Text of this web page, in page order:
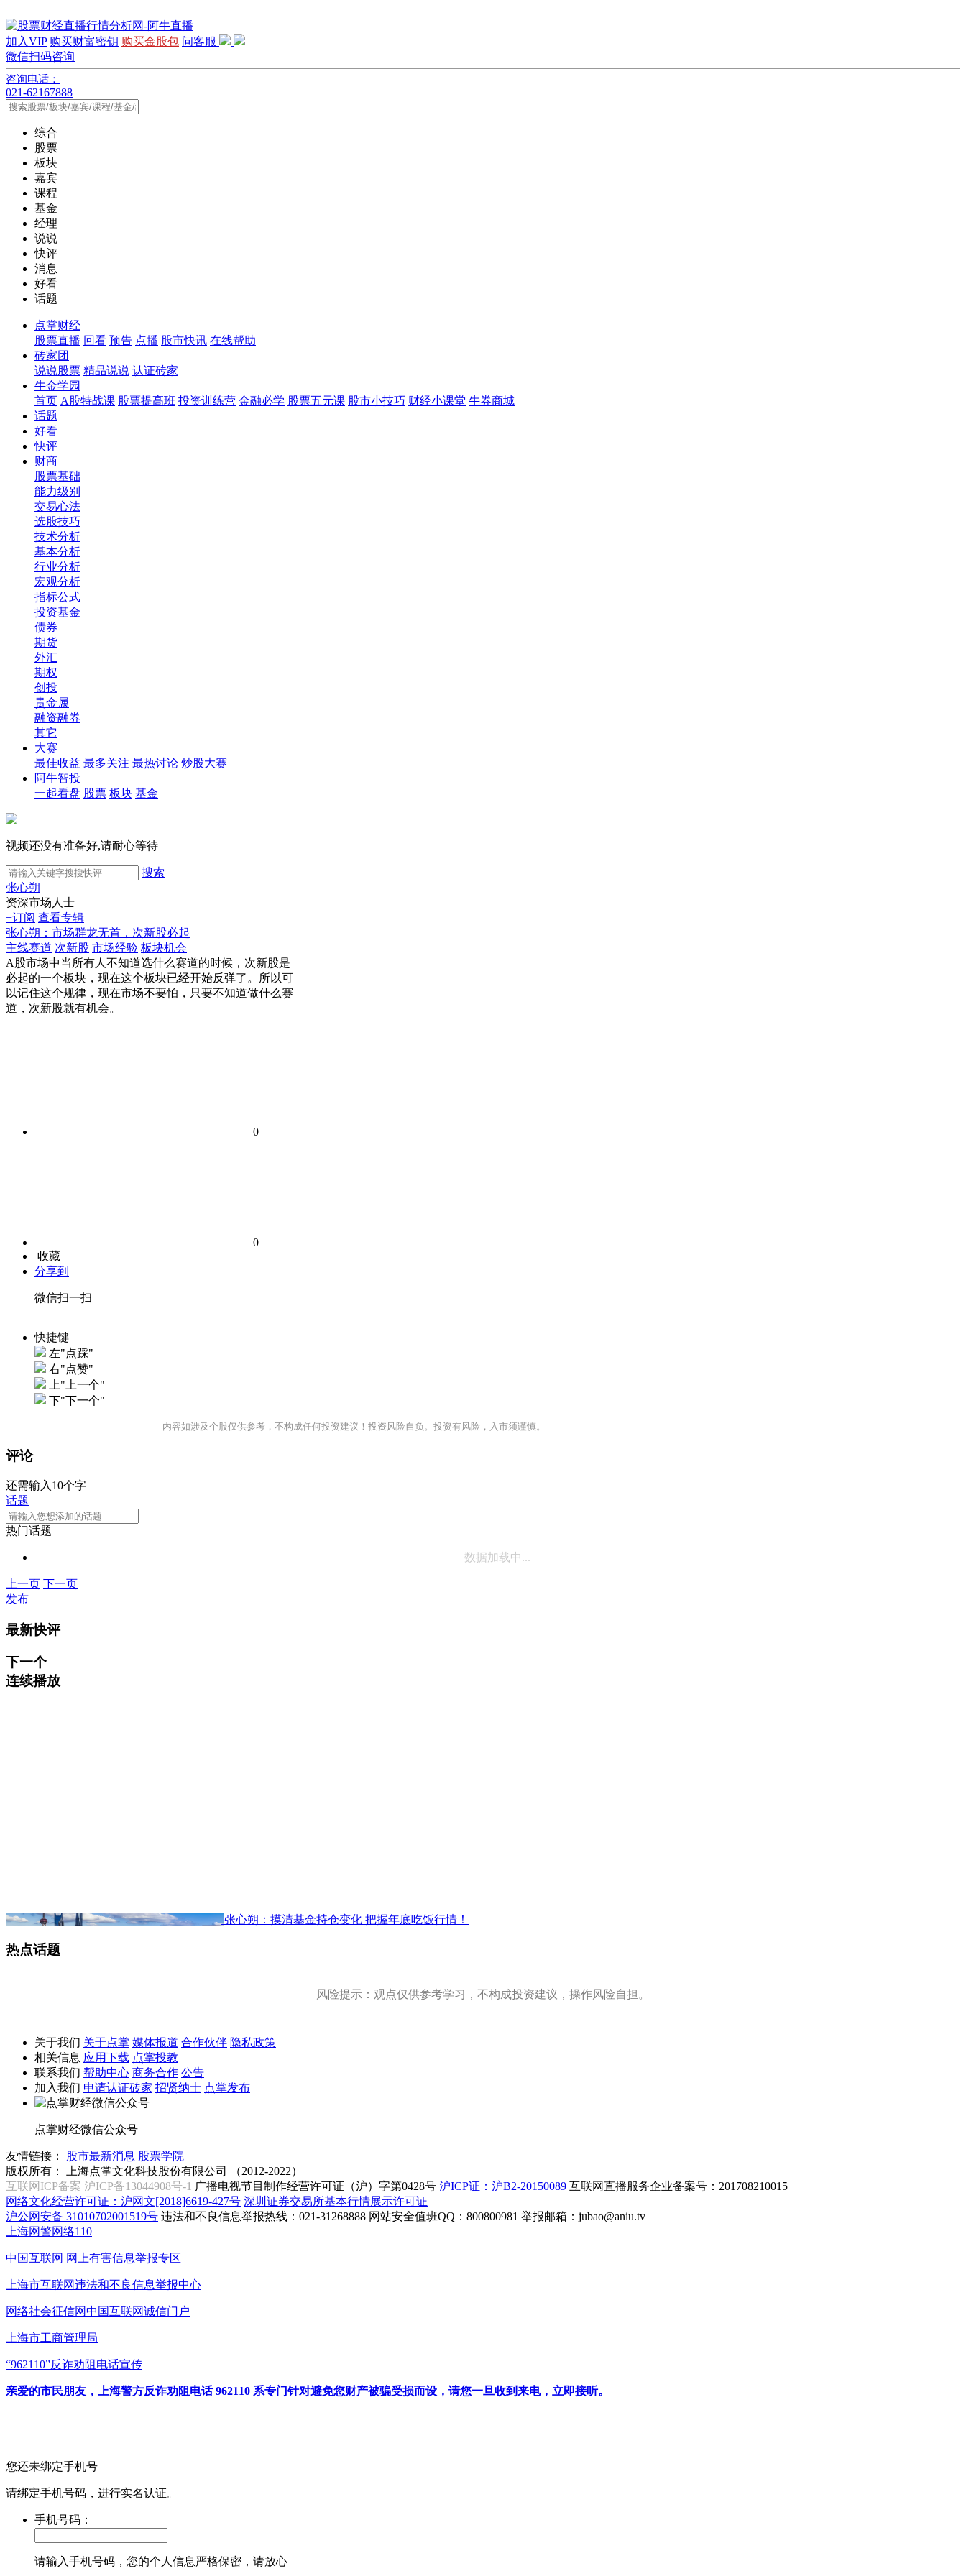
加入VIP 购买财富密钥 购买金股包 问客服
微信扫码咨询
咨询电话：
021-62167888
综合
股票
板块
嘉宾
课程
基金
经理
说说
快评
消息
好看
话题
点掌财经
股票直播 回看 预告 点播 股市快讯 在线帮助
砖家团
说说股票 精品说说 认证砖家
牛金学园
首页 A股特战课 股票提高班 投资训练营 金融必学 股票五元课 股市小技巧 财经小课堂 牛券商城
话题
好看
快评
财商
股票基础
能力级别
交易心法
选股技巧
技术分析
基本分析
行业分析
宏观分析
指标公式
投资基金
债券
期货
外汇
期权
创投
贵金属
融资融券
其它
大赛
最佳收益 最多关注 最热讨论 炒股大赛
阿牛智投
一起看盘 股票 板块 基金
视频还没有准备好,请耐心等待
搜索
张心朔
资深市场人士
+订阅 查看专辑
张心朔：市场群龙无首，次新股必起
主线赛道 次新股 市场经验 板块机会
A股市场中当所有人不知道选什么赛道的时候，次新股是
必起的一个板块，现在这个板块已经开始反弹了。所以可
以记住这个规律，现在市场不要怕，只要不知道做什么赛
道，次新股就有机会。
0
0
收藏
分享到
微信扫一扫
快捷键
左"点踩"
右"点赞"
上"上一个"
下"下一个"
内容如涉及个股仅供参考，不构成任何投资建议！投资风险自负。投资有风险，入市须谨慎。
评论
还需输入10个字
话题
热门话题
数据加载中...
上一页 下一页
发布
最新快评
下一个
连续播放
张心朔：摸清基金持仓变化 把握年底吃饭行情！
热点话题
风险提示：观点仅供参考学习，不构成投资建议，操作风险自担。
关于我们 关于点掌 媒体报道 合作伙伴 隐私政策
相关信息 应用下载 点掌投教
联系我们 帮助中心 商务合作 公告
加入我们 申请认证砖家 招贤纳士 点掌发布
点掌财经微信公众号
友情链接： 股市最新消息 股票学院
版权所有：
上海点掌文化科技股份有限公司 （2012-2022）
互联网ICP备案 沪ICP备13044908号-1 广播电视节目制作经营许可证（沪）字第0428号 沪ICP证：沪B2-20150089 互联网直播服务企业备案号：201708210015
网络文化经营许可证：沪网文[2018]6619-427号 深圳证券交易所基本行情展示许可证
沪公网安备 31010702001519号 违法和不良信息举报热线：021-31268888 网站安全值班QQ：800800981 举报邮箱： jubao@aniu.tv
上海网警网络110
中国互联网 网上有害信息举报专区
上海市互联网违法和不良信息举报中心
网络社会征信网中国互联网诚信门户
上海市工商管理局
“962110”反诈劝阻电话宣传
亲爱的市民朋友，上海警方反诈劝阻电话 962110 系专门针对避免您财产被骗受损而设，请您一旦收到来电，立即接听。
您还未绑定手机号
请绑定手机号码，进行实名认证。
手机号码：
请输入手机号码，您的个人信息严格保密，请放心